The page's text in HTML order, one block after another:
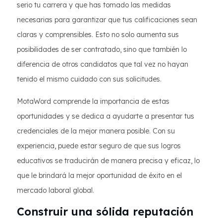
serio tu carrera y que has tomado las medidas
necesarias para garantizar que tus calificaciones sean
claras y comprensibles. Esto no solo aumenta sus
posibilidades de ser contratado, sino que también lo
diferencia de otros candidatos que tal vez no hayan
tenido el mismo cuidado con sus solicitudes.
MotaWord comprende la importancia de estas
oportunidades y se dedica a ayudarte a presentar tus
credenciales de la mejor manera posible. Con su
experiencia, puede estar seguro de que sus logros
educativos se traducirán de manera precisa y eficaz, lo
que le brindará la mejor oportunidad de éxito en el
mercado laboral global.
Construir una sólida reputación